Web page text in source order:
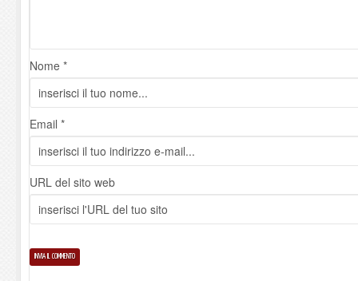
Nome *
Email *
URL del sito web